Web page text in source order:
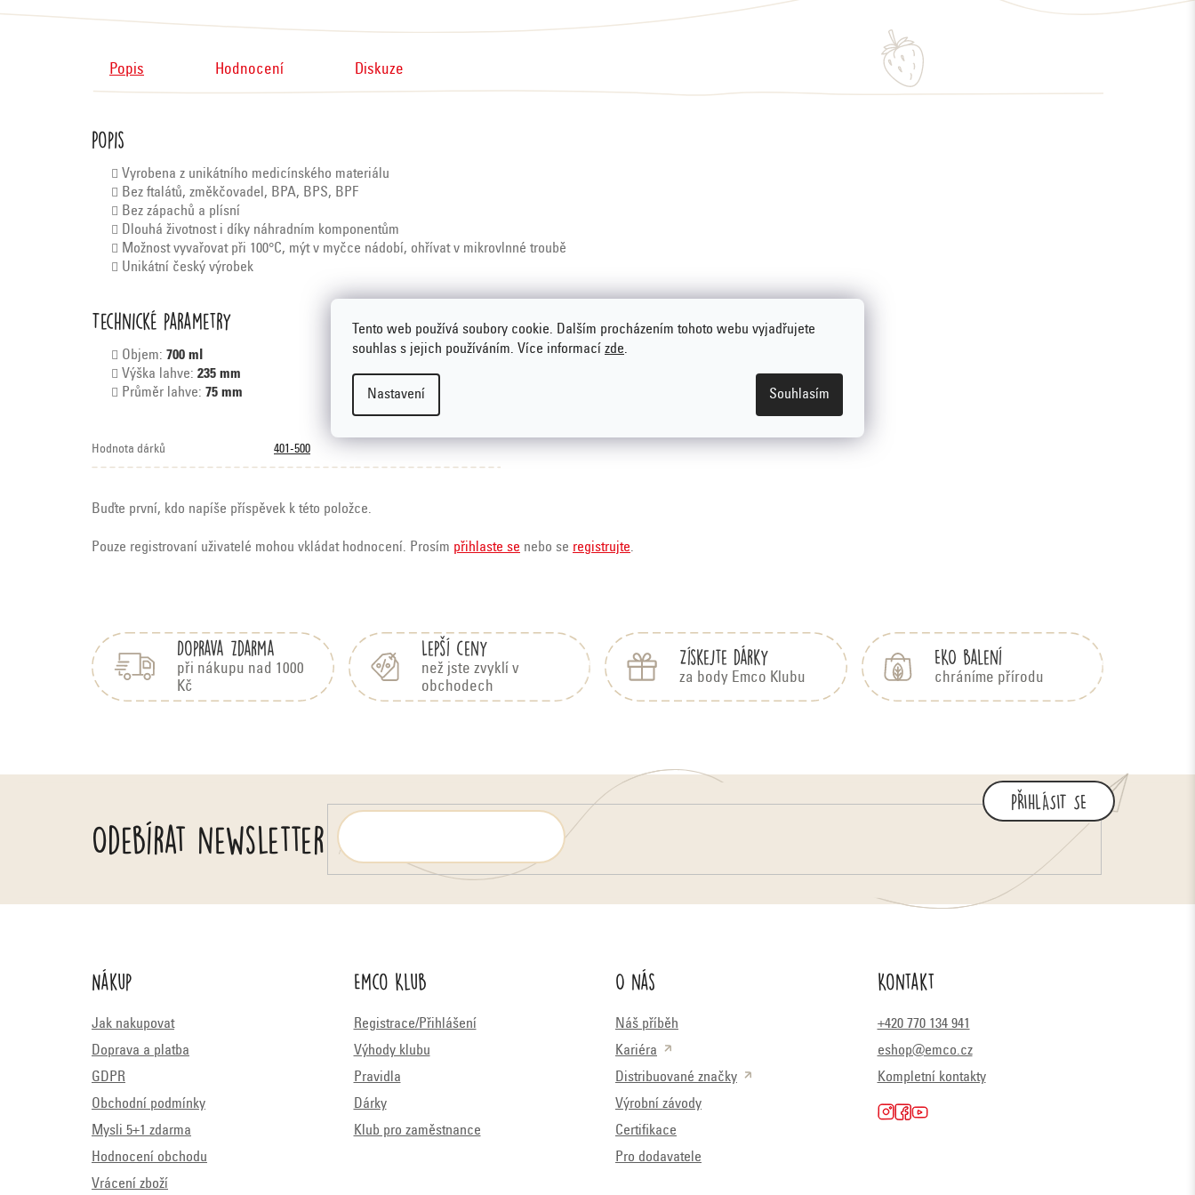
Tento web používá soubory cookie. Dalším procházením tohoto webu vyjadřujete
souhlas s jejich používáním. Více informací zde.
Nastavení Souhlasím
Popis Hodnocení Diskuze
Popis
Vyrobena z unikátního medicínského materiálu
Bez ftalátů, změkčovadel, BPA, BPS, BPF
Bez zápachů a plísní
Dlouhá životnost i díky náhradním komponentům
Možnost vyvařovat při 100°C, mýt v myčce nádobí, ohřívat v mikrovlnné troubě
Unikátní český výrobek
Technické parametry
Objem: 700 ml
Výška lahve: 235 mm
Průměr lahve: 75 mm
Hodnota dárků 401-500
Buďte první, kdo napíše příspěvek k této položce.
Pouze registrovaní uživatelé mohou vkládat hodnocení. Prosím přihlaste se nebo se registrujte.
Doprava zdarma
při nákupu nad 1000
Kč
Lepší ceny
než jste zvyklí v
obchodech
Získejte dárky
za body Emco Klubu
EKO balení
chráníme přírodu
Odebírat newsletter
PŘIHLÁSIT SE
Nákup
Jak nakupovat
Doprava a platba
GDPR
Obchodní podmínky
Mysli 5+1 zdarma
Hodnocení obchodu
Vrácení zboží
Emco Klub
Registrace/Přihlášení
Výhody klubu
Pravidla
Dárky
Klub pro zaměstnance
O nás
Náš příběh
Kariéra
Distribuované značky
Výrobní závody
Certifikace
Pro dodavatele
Kontakt
+420 770 134 941
eshop@emco.cz
Kompletní kontakty